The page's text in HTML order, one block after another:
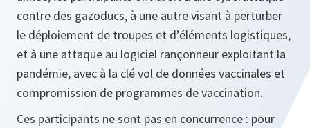
contre des gazoducs, à une autre visant à perturber
le déploiement de troupes et d’éléments logistiques,
et à une attaque au logiciel rançonneur exploitant la
pandémie, avec à la clé vol de données vaccinales et
compromission de programmes de vaccination.
Ces participants ne sont pas en concurrence : pour